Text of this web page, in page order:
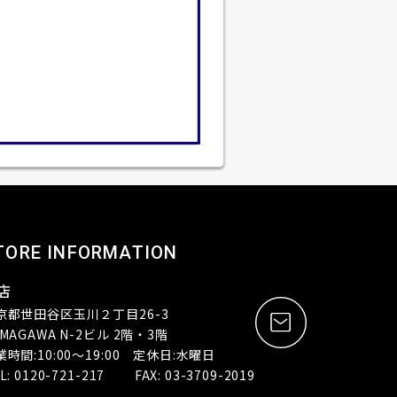
INFORMATION
都世田谷区玉川２丁目26-3
N-2ビル 2階・3階
時間:10:00～19:00 定休日:水曜日
0120-721-217 FAX: 03-3709-2019